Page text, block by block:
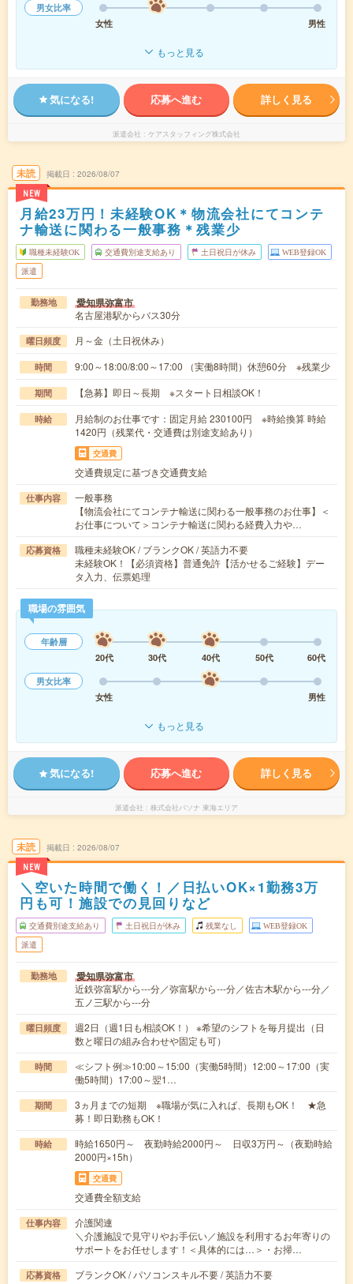
男女比率
女性
男性
もっと見る
気になる! 応募へ進む 詳しく見る
派遣会社 ケアスタッフィング株式会社
未読
NEW
掲載日 2026/08/07
月給23万円！未経験OK＊物流会社にてコンテ
ナ輸送に関わる一般事務＊残業少
職種未経験OK 交通費別途支給あり 土日祝日が休み WEB登録OK
派遣
勤務地 愛知県弥富市
名古屋港駅からバス30分
曜日頻度 月～金（土日祝休み）
時間 9:00～18:00/8:00～17:00 （実働8時間）休憩60分 ※残業少
期間 【急募】即日～長期 ※スタート日相談OK！
時給
月給制のお仕事です：固定月給 230100円 ※時給換算 時給
1420円（残業代・交通費は別途支給あり）
交通費
交通費規定に基づき交通費支給
仕事内容
一般事務
【物流会社にてコンテナ輸送に関わる一般事務のお仕事】＜
お仕事について＞コンテナ輸送に関わる経費入力や…
応募資格
職種未経験OK / ブランクOK / 英語力不要
未経験OK！【必須資格】普通免許【活かせるご経験】デー
タ入力、伝票処理
職場の雰囲気
年齢層
20代
30代 40代 50代
60代
男女比率
女性
男性
もっと見る
気になる! 応募へ進む 詳しく見る
派遣会社 株式会社パソナ 東海エリア
未読
NEW
掲載日 2026/08/07
＼空いた時間で働く！／日払いOK×1勤務3万
円も可！施設での見回りなど
交通費別途支給あり 土日祝日が休み 残業なし WEB登録OK
派遣
勤務地 愛知県弥富市
近鉄弥富駅から---分／弥富駅から---分／佐古木駅から---分／
五ノ三駅から---分
曜日頻度
週2日（週1日も相談OK！） ※希望のシフトを毎月提出（日
数と曜日の組み合わせや固定も可）
時間
≪シフト例≫10:00～15:00（実働5時間）12:00～17:00（実
働5時間）17:00～翌1…
期間
3ヵ月までの短期 ※職場が気に入れば、長期もOK！ ★急
募！即日勤務もOK！
時給
時給1650円～ 夜勤時給2000円～ 日収3万円～（夜勤時給
2000円×15h）
交通費
交通費全額支給
仕事内容
介護関連
＼介護施設で見守りやお手伝い／施設を利用するお年寄りの
サポートをお任せします！＜具体的には…＞・お掃…
応募資格
ブランクOK / パソコンスキル不要 / 英語力不要